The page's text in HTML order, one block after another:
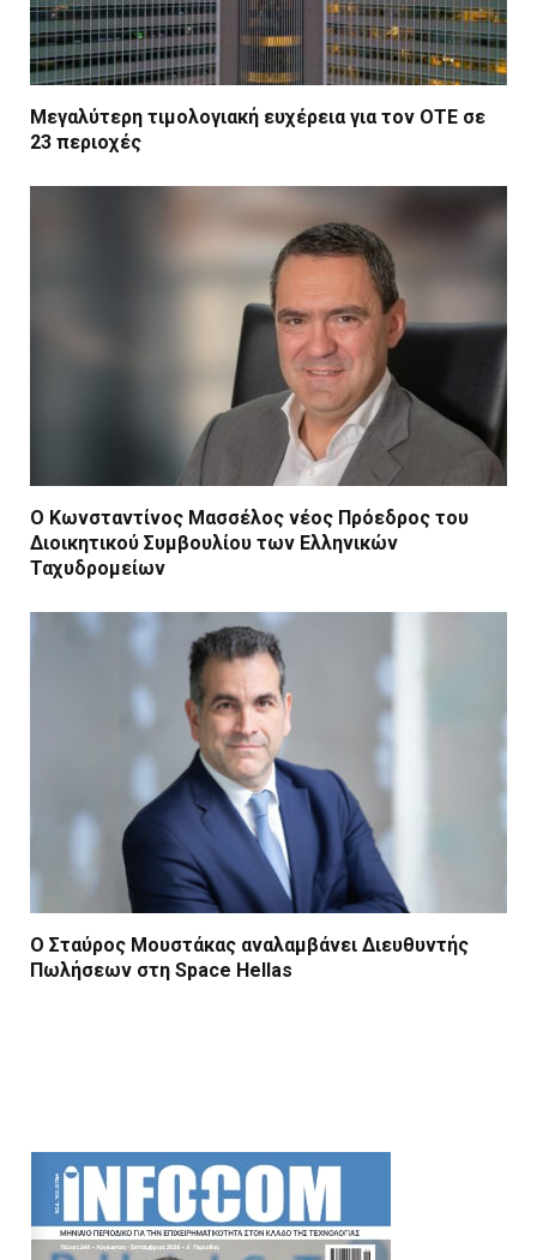
Μεγαλύτερη τιμολογιακή ευχέρεια για τον ΟΤΕ σε
23 περιοχές
Ο Κωνσταντίνος Μασσέλος νέος Πρόεδρος του
Διοικητικού Συμβουλίου των Ελληνικών
Ταχυδρομείων
Ο Σταύρος Μουστάκας αναλαμβάνει Διευθυντής
Πωλήσεων στη Space Hellas